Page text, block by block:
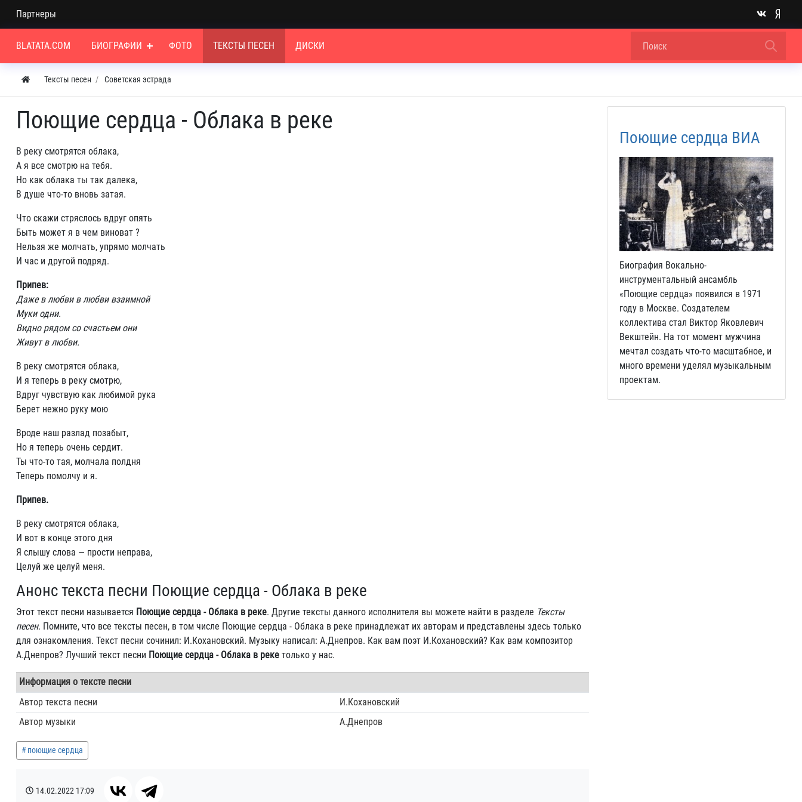
Партнеры
BLATATA.COM БИОГРАФИИ ФОТО ТЕКСТЫ ПЕСЕН ДИСКИ
Тексты песен Советская эстрада
Поющие сердца - Облака в реке
В реку смотрятся облака,
А я все смотрю на тебя.
Но как облака ты так далека,
В душе что-то вновь затая.
Что скажи стряслось вдруг опять
Быть может я в чем виноват ?
Нельзя же молчать, упрямо молчать
И час и другой подряд.
Припев:
Даже в любви в любви взаимной
Муки одни.
Видно рядом со счастьем они
Живут в любви.
В реку смотрятся облака,
И я теперь в реку смотрю,
Вдруг чувствую как любимой рука
Берет нежно руку мою
Вроде наш разлад позабыт,
Но я теперь очень сердит.
Ты что-то тая, молчала полдня
Теперь помолчу и я.
Припев.
В реку смотрятся облака,
И вот в конце этого дня
Я слышу слова — прости неправа,
Целуй же целуй меня.
Анонс текста песни Поющие сердца - Облака в реке
Этот текст песни называется Поющие сердца - Облака в реке. Другие тексты данного исполнителя вы можете найти в разделе Тексты
песен. Помните, что все тексты песен, в том числе Поющие сердца - Облака в реке принадлежат их авторам и представлены здесь только
для ознакомления. Текст песни сочинил: И.Кохановский. Музыку написал: А.Днепров. Как вам поэт И.Кохановский? Как вам композитор
А.Днепров? Лучший текст песни Поющие сердца - Облака в реке только у нас.
Информация о тексте песни
Автор текста песни
И.Кохановский
Автор музыки
А.Днепров
поющие сердца
14.02.2022 17:09
Поющие сердца ВИА
Биография Вокально-
инструментальный ансамбль
«Поющие сердца» появился в 1971
году в Москве. Создателем
коллектива стал Виктор Яковлевич
Векштейн. На тот момент мужчина
мечтал создать что-то масштабное, и
много времени уделял музыкальным
проектам.